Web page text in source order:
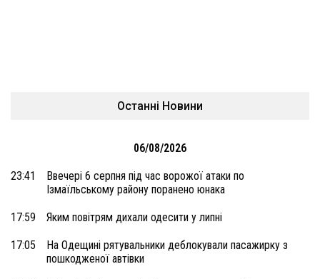
Останні Новини
06/08/2026
23:41
Ввечері 6 серпня під час ворожої атаки по
Ізмаїльському району поранено юнака
17:59 Яким повітрям дихали одесити у липні
17:05
На Одещині рятувальники деблокували пасажирку з
пошкодженої автівки